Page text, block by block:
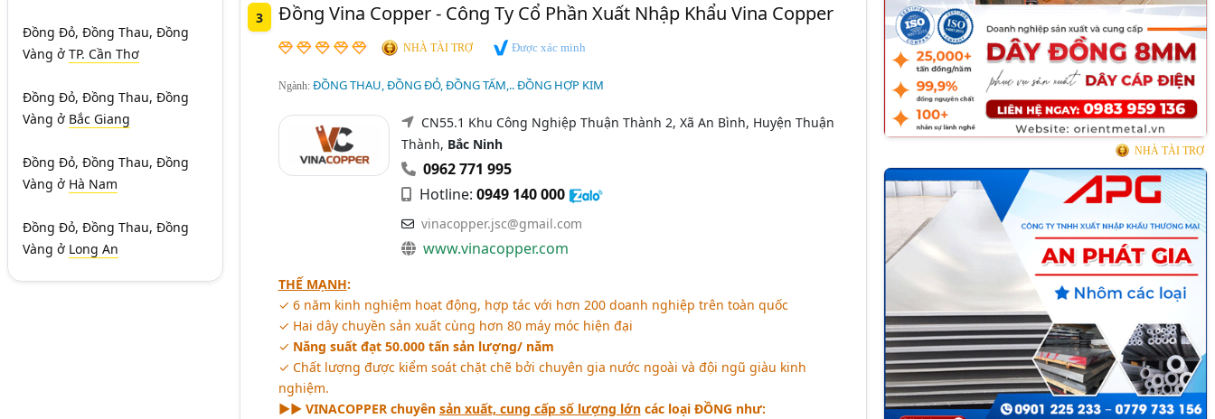
Đồng Đỏ, Đồng Thau, Đồng
Vàng ở TP. Cần Thơ
Đồng Đỏ, Đồng Thau, Đồng
Vàng ở Bắc Giang
Đồng Đỏ, Đồng Thau, Đồng
Vàng ở Hà Nam
Đồng Đỏ, Đồng Thau, Đồng
Vàng ở Long An
3 Đồng Vina Copper - Công Ty Cổ Phần Xuất Nhập Khẩu Vina Copper
NHÀ TÀI TRỢ Được xác minh
Ngành: ĐỒNG THAU, ĐỒNG ĐỎ, ĐỒNG TẤM,.. ĐỒNG HỢP KIM
CN55.1 Khu Công Nghiệp Thuận Thành 2, Xã An Bình, Huyện Thuận
Thành, Bắc Ninh
0962 771 995
Hotline: 0949 140 000
vinacopper.jsc@gmail.com
www.vinacopper.com
THẾ MẠNH:
✓ 6 năm kinh nghiệm hoạt động, hợp tác với hơn 200 doanh nghiệp trên toàn quốc
✓ Hai dây chuyền sản xuất cùng hơn 80 máy móc hiện đại
✓ Năng suất đạt 50.000 tấn sản lượng/ năm
✓ Chất lượng được kiểm soát chặt chẽ bởi chuyên gia nước ngoài và đội ngũ giàu kinh
nghiệm.
►► VINACOPPER chuyên sản xuất, cung cấp số lượng lớncác loại ĐỒNG như:
NHÀ TÀI TRỢ